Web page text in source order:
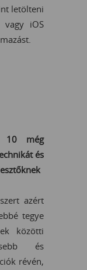
letölteni
vagy iOS
10 még
és
azért
tegye
közötti
és
révén,